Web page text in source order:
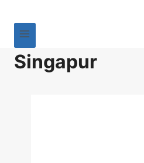
Singapur